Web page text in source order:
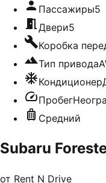
Пассажиры5
Двери5
Коробка
Тип привода
Кондиционер
Пробег
Средний
Subaru
от Rent N Drive